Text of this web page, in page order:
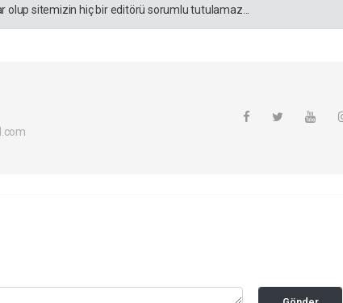
sitemizin hiç bir editörü sorumlu tutulamaz...